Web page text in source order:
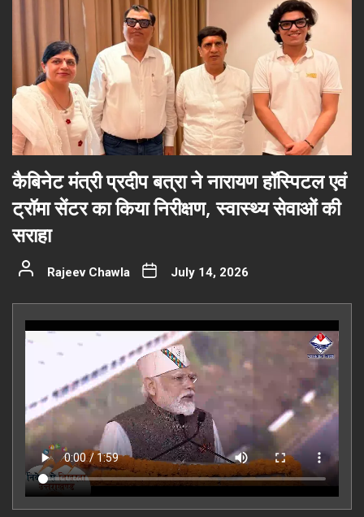
कैबिनेट मंत्री प्रदीप बत्रा ने नारायण हॉस्पिटल एवं
ट्रॉमा सेंटर का किया निरीक्षण, स्वास्थ्य सेवाओं की
सराहा
Rajeev Chawla July 14, 2026